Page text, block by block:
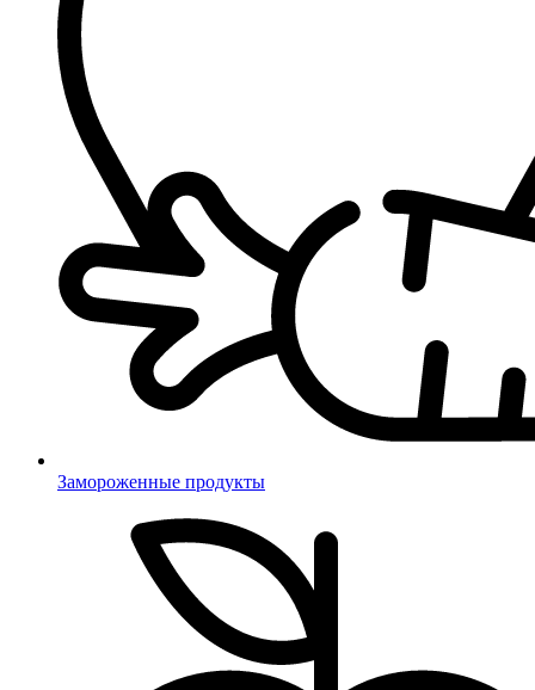
Замороженные продукты